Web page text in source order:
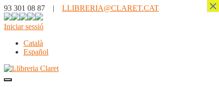
93 301 08 87 | LLIBRERIA@CLARET.CAT
Iniciar sessió
Català
Español
×